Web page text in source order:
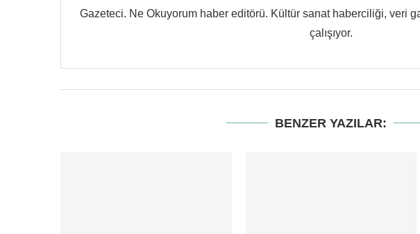
Gazeteci. Ne Okuyorum haber editörü. Kültür sanat haberciliği, veri
çalışıyor.
BENZER YAZILAR: